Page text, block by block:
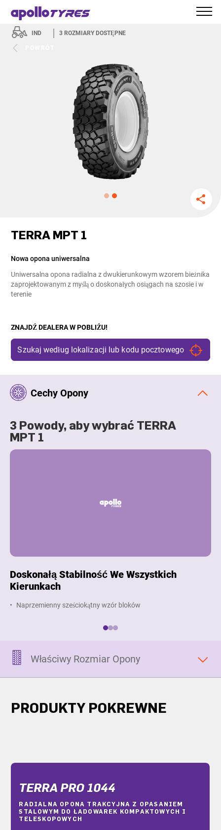
IND 3 ROZMIARY DOSTĘPNE
TERRA MPT 1
Nowa opona uniwersalna
Uniwersalna opona radialna z dwukierunkowym wzorem bieżnika
zaprojektowanym z myślą o doskonałych osiągach na szosie i w
terenie
ZNAJDŹ DEALERA W POBLIŻU!
Cechy Opony
3 Powody, aby wybrać TERRA
MPT 1
Doskonałą Stabilność We Wszystkich
Kierunkach
Naprzemienny sześciokątny wzór bloków
Właściwy Rozmiar Opony
PRODUKTY POKREWNE
TERRA PRO 1044
RADIALNA OPONA TRAKCYJNA Z OPASANIEM
STALOWYM DO ŁADOWAREK KOMPAKTOWYCH I
TELESKOPOWYCH